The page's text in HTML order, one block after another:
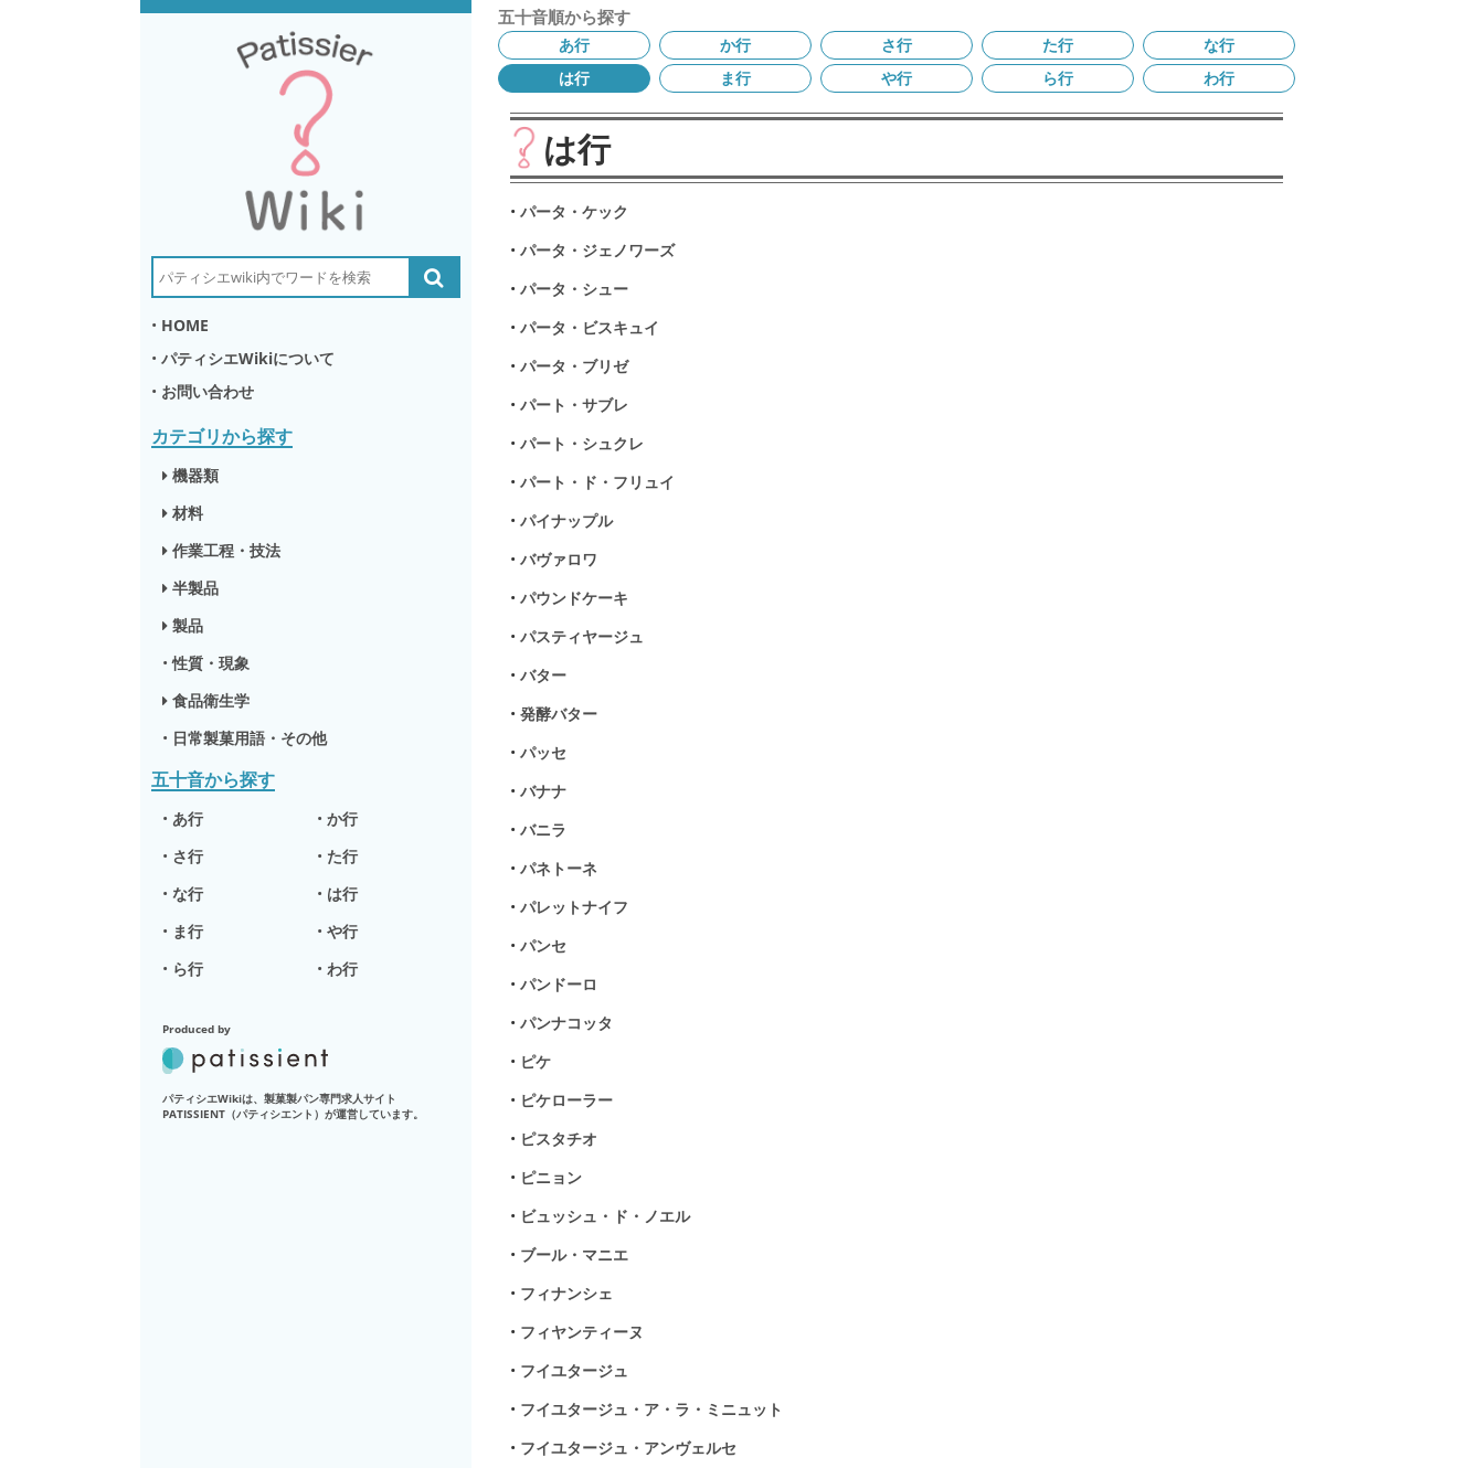
• HOME
• パティシエWikiについて
• お問い合わせ
カテゴリから探す
機器類
材料
作業工程・技法
半製品
製品
•性質・現象
食品衛生学
• 日常製菓用語・その他
五十音から探す
• あ行 • か行
• さ行 • た行
• な行 • は行
• ま行 • や行
• ら行 • わ行
Produced by
パティシエWikiは、製菓製パン専門求人サイト
PATISSIENT（パティシエント）が運営しています。
五十音順から探す
あ行 か行 さ行 た行
な行
は行
ま行 や行 ら行 わ行
は行
• パータ・ケック
• パータ・ジェノワーズ
• パータ・シュー
• パータ・ビスキュイ
• パータ・ブリゼ
• パート・サブレ
• パート・シュクレ
• パート・ド・フリュイ
• パイナップル
• バヴァロワ
• パウンドケーキ
• パスティヤージュ
• バター
• 発酵バター
• パッセ
• バナナ
• バニラ
• パネトーネ
• パレットナイフ
• パンセ
• パンドーロ
• パンナコッタ
• ピケ
• ピケローラー
• ピスタチオ
• ピニョン
• ビュッシュ・ド・ノエル
• ブール・マニエ
• フィナンシェ
• フィヤンティーヌ
• フイユタージュ
• フイユタージュ・ア・ラ・ミニュット
• フイユタージュ・アンヴェルセ